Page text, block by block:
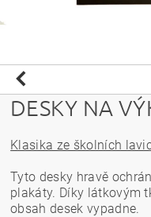
DESKY NA
Klasika ze školních
Tyto desky hravě
plakáty. Díky látkovým
obsah desek vypadne.